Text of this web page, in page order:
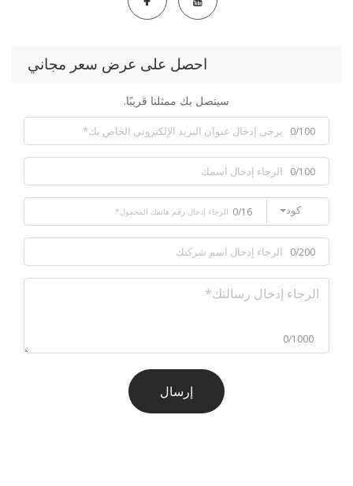
احصل على عرض سعر مجاني
سيتصل بك ممثلنا قريبًا.
0/16
إرسال